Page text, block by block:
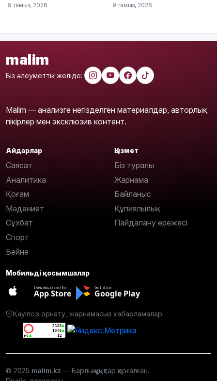
9 тамыз, 2026 9 тамыз, 2026
malim
Біз әлеуметтік желіде:
Malim — анализге негізделген материалдар, авторлық
пікірлер мен эксклюзив контент.
Айдарлар
Саясат
Аналитика
Қоғам
Мәдениет
Сұхбат
Спорт
Бейне
Қызмет
Біз туралы
Жарнама
Байланыс
Құпиялылық
Пайдалану ережесі
Мобильді қосымшалар
Download on the
App Store
Get it on
Google Play
Қауіпсіз орнату, жарнамасыз хабарламалар.
© 2025 malim.kz — Барлық құқықтар қорғалған.